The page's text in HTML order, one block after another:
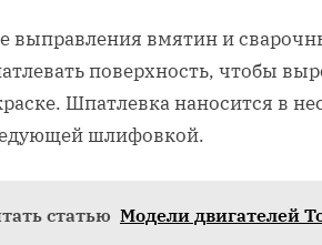
выправления вмятин и
поверхность‚ чтобы
Шпатлевка наносится в
шлифовкой.
статью Модели двигателей